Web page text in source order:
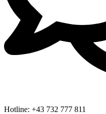
Hotline: +43 732 777 811